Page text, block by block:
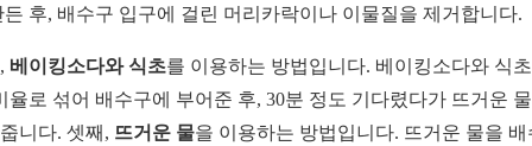
든 후, 배수구 입구에 걸린 머리카락이나 이물질을 제거합니다.
베이킹소다와 식초를 이용하는 방법입니다. 베이킹소다와 식
율로 섞어 배수구에 부어준 후, 30분 정도 기다렸다가 뜨거운
니다. 셋째, 뜨거운 물을 이용하는 방법입니다. 뜨거운 물을 배